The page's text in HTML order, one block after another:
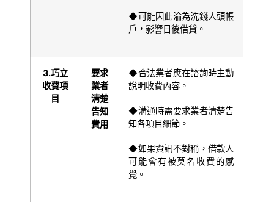
◆可能因此淪為洗錢人頭帳
戶，影響日後借貸。
3.巧立
收費項
目
要求
業者
清楚
告知
費用
◆合法業者應在諮詢時主動
說明收費內容。
◆溝通時需要求業者清楚告
知各項目細節。
◆如果資訊不對稱，借款人
可能會有被莫名收費的感
覺。